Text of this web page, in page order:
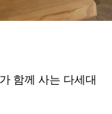
함께 사는 다세대